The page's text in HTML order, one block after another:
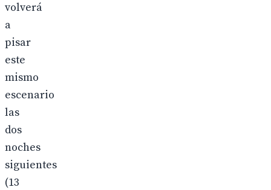
volverá
a
pisar
este
mismo
escenario
las
dos
noches
siguientes
(13